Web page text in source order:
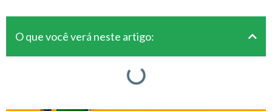
O que você verá neste artigo: